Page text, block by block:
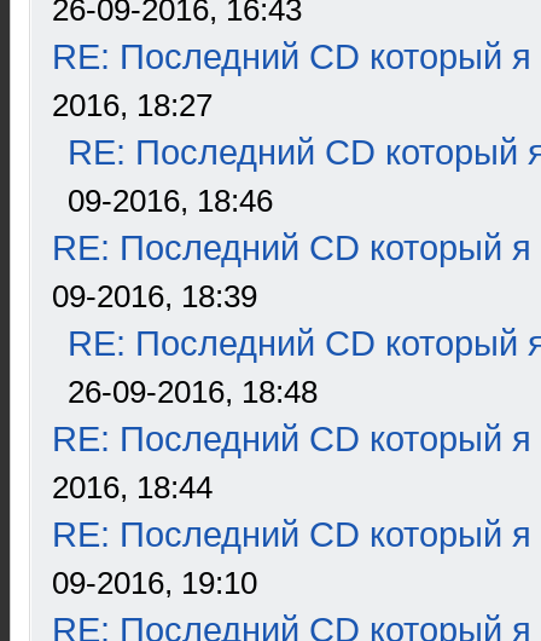
26-09-2016, 16:43
RE: Последний CD который я
2016, 18:27
RE: Последний CD который
09-2016, 18:46
RE: Последний CD который я
09-2016, 18:39
RE: Последний CD который
26-09-2016, 18:48
RE: Последний CD который я
2016, 18:44
RE: Последний CD который я
09-2016, 19:10
RE: Последний CD который я